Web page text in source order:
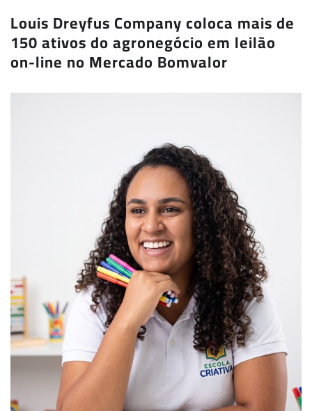
Louis Dreyfus Company coloca mais de
150 ativos do agronegócio em leilão
on-line no Mercado Bomvalor